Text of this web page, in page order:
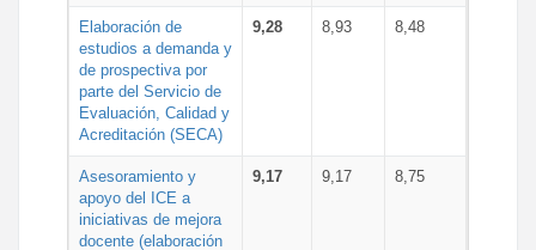
Elaboración de
estudios a demanda y
de prospectiva por
parte del Servicio de
Evaluación, Calidad y
Acreditación (SECA)
9,28 8,93 8,48
Asesoramiento y
apoyo del ICE a
iniciativas de mejora
docente (elaboración
9,17 9,17 8,75